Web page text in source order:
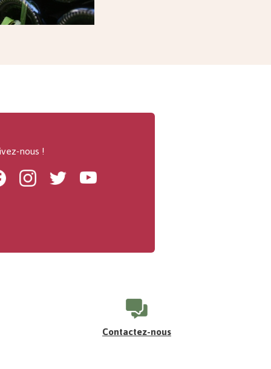
nous !
FacebookInstagramTwitter Youtube
Contactez-nous